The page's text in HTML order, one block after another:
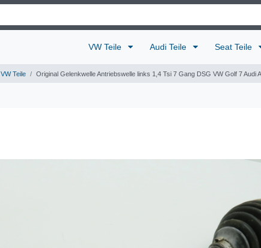
VW Teile Audi Teile Seat Teile
VW Teile Original Gelenkwelle Antriebswelle links 1,4 Tsi 7 Gang DSG VW Golf 7 Audi